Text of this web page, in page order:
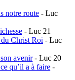
notre route - Luc
- Luc 21
Christ Roi - Luc
son avenir- Luc 20
qu’il a à faire -